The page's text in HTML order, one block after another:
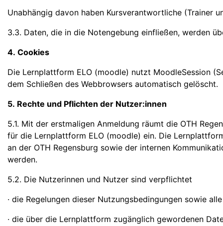
Unabhängig davon haben Kursverantwortliche (Trainer
3.3. Daten, die in die Notengebung einfließen, werden
4. Cookies
Die Lernplattform ELO (moodle) nutzt MoodleSession
dem Schließen des Webbrowsers automatisch gelöscht.
5. Rechte und Pflichten der Nutzer:innen
5.1. Mit der erstmaligen Anmeldung räumt die OTH
für die Lernplattform ELO (moodle) ein. Die
an der OTH Regensburg sowie der internen
werden.
5.2. Die Nutzerinnen und Nutzer sind verpflichtet
· die Regelungen dieser Nutzungsbedingungen sowie
· die über die Lernplattform zugänglich gewordenen